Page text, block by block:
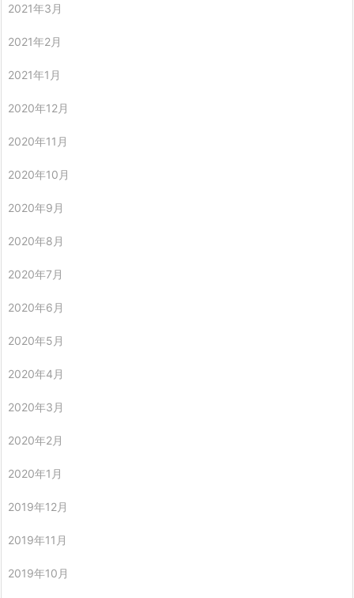
2021年3月
2021年2月
2021年1月
2020年12月
2020年11月
2020年10月
2020年9月
2020年8月
2020年7月
2020年6月
2020年5月
2020年4月
2020年3月
2020年2月
2020年1月
2019年12月
2019年11月
2019年10月